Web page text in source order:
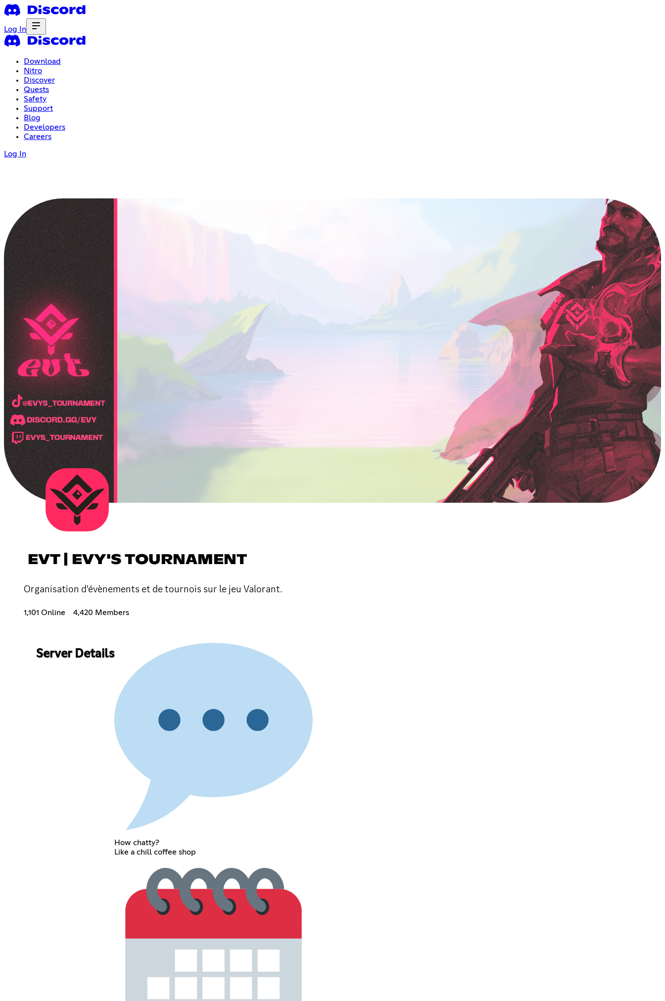
Log In
Download
Nitro
Discover
Quests
Safety
Support
Blog
Developers
Careers
Log In
EVT | EVY'S TOURNAMENT
Organisation d'évènements et de tournois sur le jeu Valorant.
1,101 Online 4,420 Members
Server Details
How chatty?
Like a chill coffee shop